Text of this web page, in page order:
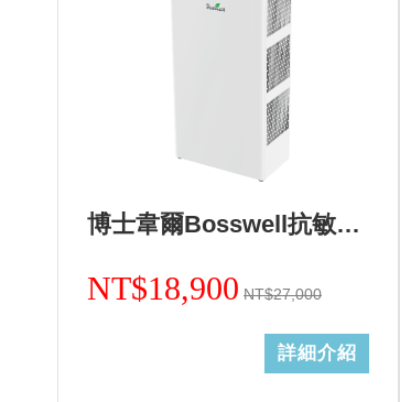
博士韋爾Bosswell抗敏滅菌免耗材電離空氣清淨機-5~18坪ML13天使白
NT$18,900 NT$27,000
詳細介紹